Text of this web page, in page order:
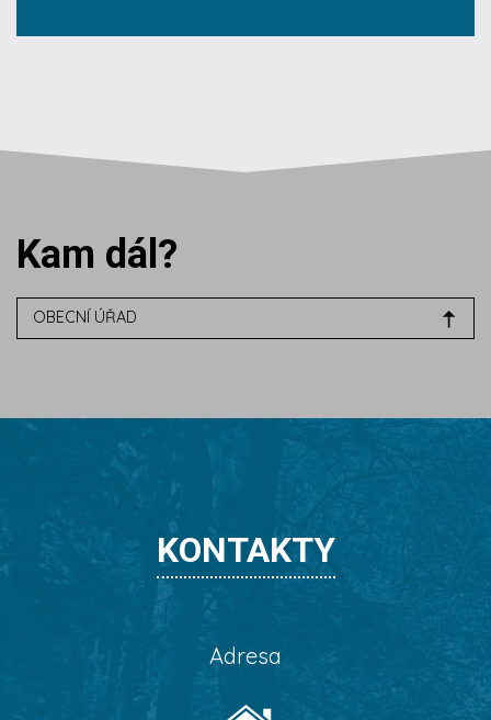
Kam dál?
OBECNÍ ÚŘAD
KONTAKTY
Adresa